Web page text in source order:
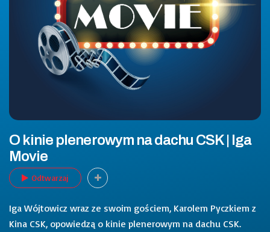
O kinie plenerowym na dachu CSK | Iga
Movie
Odtwarzaj
Iga Wójtowicz wraz ze swoim gościem, Karolem Pyczkiem z
Kina CSK, opowiedzą o kinie plenerowym na dachu CSK.